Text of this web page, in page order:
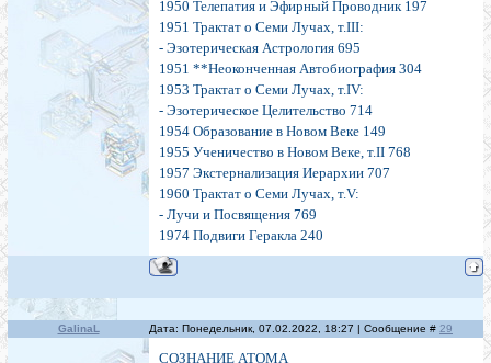
1950 Телепатия и Эфирный Проводник 197
1951 Трактат о Семи Лучах, т.III:
- Эзотерическая Астрология 695
1951 **Неоконченная Автобиография 304
1953 Трактат о Семи Лучах, т.IV:
- Эзотерическое Целительство 714
1954 Образование в Новом Веке 149
1955 Ученичество в Новом Веке, т.II 768
1957 Экстернализация Иерархии 707
1960 Трактат о Семи Лучах, т.V:
- Лучи и Посвящения 769
1974 Подвиги Геракла 240
GalinaL Дата: Понедельник, 07.02.2022, 18:27 | Сообщение # 29
СОЗНАНИЕ АТОМА